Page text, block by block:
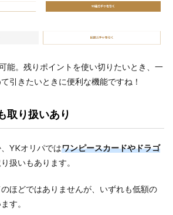
能。残りポイントを使い切りたいとき、一
引きたいときに便利な機能ですね！
取り扱いあり
YKオリパではワンピースカードやドラゴ
扱いもあります。
ほどではありませんが、いずれも低額の
す。